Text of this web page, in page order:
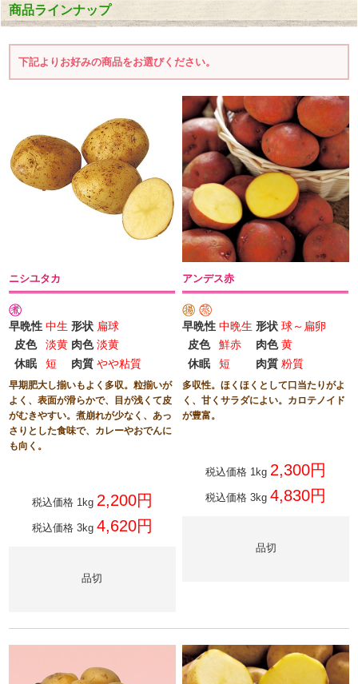
商品ラインナップ
下記よりお好みの商品をお選びください。
ニシユタカ
早晩性 中生形状 扁球
皮色
淡黄 肉色淡黄
休眠
短 肉質 やや粘質
早期肥大し揃いもよく多収。粒揃いが
よく、表面が滑らかで、目が浅くて皮
がむきやすい。煮崩れが少なく、あっ
さりとした食味で、カレーやおでんに
も向く。
税込価格 1kg 2,200円
税込価格 3kg 4,620円
品切
アンデス赤
早晩性 中晩生形状 球～扁卵
皮色
鮮赤 肉色黄
休眠
短 肉質 粉質
多収性。ほくほくとして口当たりがよ
く、甘くサラダによい。カロテノイド
が豊富。
税込価格 1kg 2,300円
税込価格 3kg 4,830円
品切